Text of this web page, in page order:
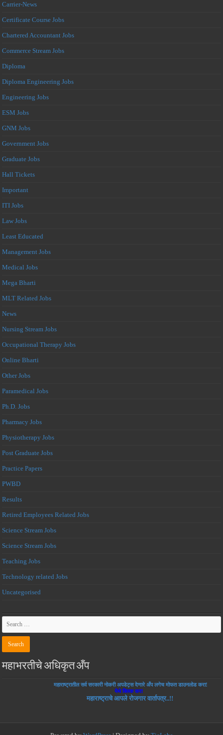
Carrier-News
Certificate Course Jobs
Chartered Accountant Jobs
Commerce Stream Jobs
Diploma
Diploma Engineering Jobs
Engineering Jobs
ESM Jobs
GNM Jobs
Government Jobs
Graduate Jobs
Hall Tickets
Important
ITI Jobs
Law Jobs
Least Educated
Management Jobs
Medical Jobs
Mega Bharti
MLT Related Jobs
News
Nursing Stream Jobs
Occupational Therapy Jobs
Online Bharti
Other Jobs
Paramedical Jobs
Ph.D. Jobs
Pharmacy Jobs
Physiotherapy Jobs
Post Graduate Jobs
Practice Papers
PWBD
Results
Retired Employees Related Jobs
Science Stream Jobs
Science Stream Jobs
Teaching Jobs
Technology related Jobs
Uncategorised
महाभरतीचे अधिकृत अँप
महाराष्ट्रातील सर्व सरकारी नोकरी अपडेट्स देणारे अँप लगेच मोफत डाउनलोड करा!
येथे क्लिक करा
महाराष्ट्राचे आपले रोजगार वार्तापत्र..!!